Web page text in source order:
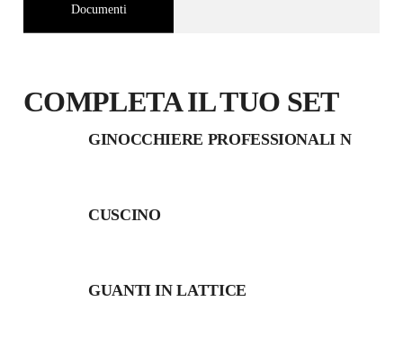
Documenti
COMPLETA IL TUO SET
GINOCCHIERE PROFESSIONALI N
CUSCINO
GUANTI IN LATTICE